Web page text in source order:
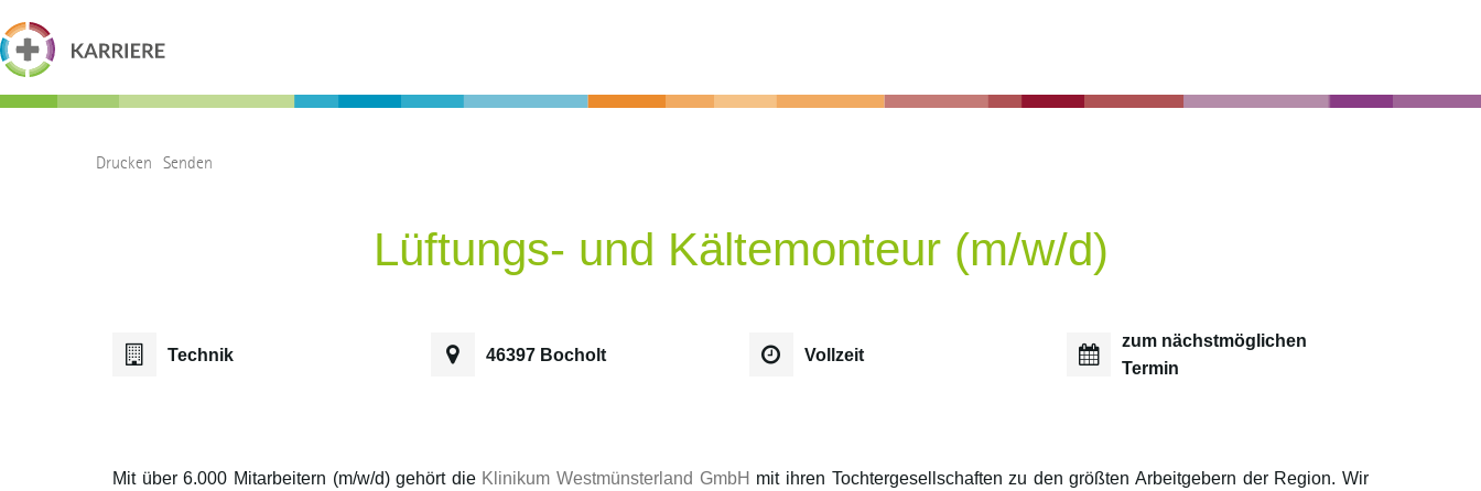
Drucken Senden
Lüftungs- und Kältemonteur (m/w/d)
Technik 46397 Bocholt Vollzeit
zum nächstmöglichen
Termin
Mit über 6.000 Mitarbeitern (m/w/d) gehört die Klinikum Westmünsterland GmbH mit ihren Tochtergesellschaften zu den größten Arbeitgebern der Region. Wir